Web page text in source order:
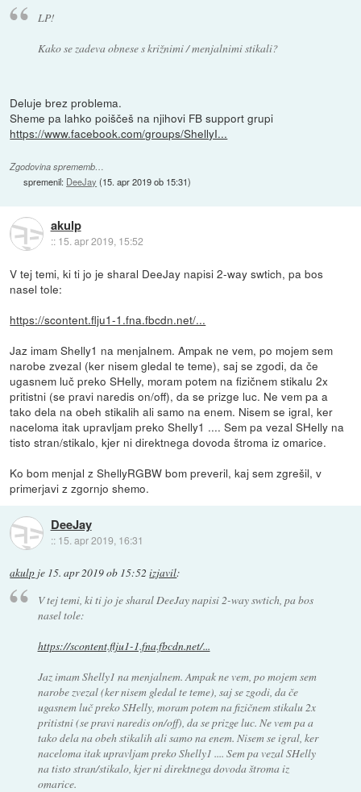
LP!
Kako se zadeva obnese s križnimi / menjalnimi stikali?
Deluje brez problema.
Sheme pa lahko poiščeš na njihovi FB support grupi
https://www.facebook.com/groups/ShellyI...
Zgodovina sprememb…
spremenil: DeeJay (15. apr 2019 ob 15:31)
akulp
:: 15. apr 2019, 15:52
V tej temi, ki ti jo je sharal DeeJay napisi 2-way swtich, pa bos
nasel tole:
https://scontent.flju1-1.fna.fbcdn.net/...
Jaz imam Shelly1 na menjalnem. Ampak ne vem, po mojem sem
narobe zvezal (ker nisem gledal te teme), saj se zgodi, da če
ugasnem luč preko SHelly, moram potem na fizičnem stikalu 2x
pritistni (se pravi naredis on/off), da se prizge luc. Ne vem pa a
tako dela na obeh stikalih ali samo na enem. Nisem se igral, ker
naceloma itak upravljam preko Shelly1 .... Sem pa vezal SHelly na
tisto stran/stikalo, kjer ni direktnega dovoda štroma iz omarice.
Ko bom menjal z ShellyRGBW bom preveril, kaj sem zgrešil, v
primerjavi z zgornjo shemo.
DeeJay
:: 15. apr 2019, 16:31
akulp je 15. apr 2019 ob 15:52 izjavil:
V tej temi, ki ti jo je sharal DeeJay napisi 2-way swtich, pa bos
nasel tole:
https://scontent.flju1-1.fna.fbcdn.net/...
Jaz imam Shelly1 na menjalnem. Ampak ne vem, po mojem sem
narobe zvezal (ker nisem gledal te teme), saj se zgodi, da če
ugasnem luč preko SHelly, moram potem na fizičnem stikalu 2x
pritistni (se pravi naredis on/off), da se prizge luc. Ne vem pa a
tako dela na obeh stikalih ali samo na enem. Nisem se igral, ker
naceloma itak upravljam preko Shelly1 .... Sem pa vezal SHelly
na tisto stran/stikalo, kjer ni direktnega dovoda štroma iz
omarice.